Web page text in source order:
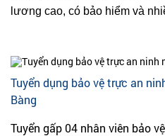
lương cao, có bảo hiểm và
Tuyển dụng bảo vệ trực an ninh nhà máy tại KCN Bàu
Bàng
Tuyển gấp 04 nhân viên bảo